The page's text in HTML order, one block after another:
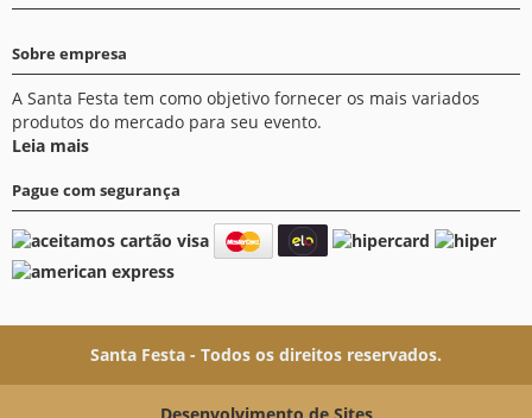
Sobre empresa
A Santa Festa tem como objetivo fornecer os mais variados
produtos do mercado para seu evento.
Leia mais
Pague com segurança
Santa Festa - Todos os direitos reservados.